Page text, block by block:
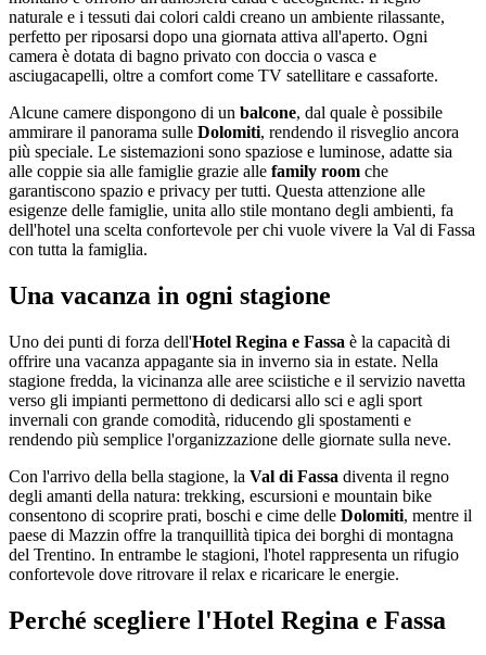
naturale e i tessuti dai colori caldi creano un ambiente rilassante,
perfetto per riposarsi dopo una giornata attiva all'aperto. Ogni
camera è dotata di bagno privato con doccia o vasca e
asciugacapelli, oltre a comfort come TV satellitare e cassaforte.
Alcune camere dispongono di un balcone, dal quale è possibile
ammirare il panorama sulle Dolomiti, rendendo il risveglio ancora
più speciale. Le sistemazioni sono spaziose e luminose, adatte sia
alle coppie sia alle famiglie grazie alle family room che
garantiscono spazio e privacy per tutti. Questa attenzione alle
esigenze delle famiglie, unita allo stile montano degli ambienti, fa
dell'hotel una scelta confortevole per chi vuole vivere la Val di Fassa
con tutta la famiglia.
Una vacanza in ogni stagione
Uno dei punti di forza dell'Hotel Regina e Fassa è la capacità di
offrire una vacanza appagante sia in inverno sia in estate. Nella
stagione fredda, la vicinanza alle aree sciistiche e il servizio navetta
verso gli impianti permettono di dedicarsi allo sci e agli sport
invernali con grande comodità, riducendo gli spostamenti e
rendendo più semplice l'organizzazione delle giornate sulla neve.
Con l'arrivo della bella stagione, la Val di Fassa diventa il regno
degli amanti della natura: trekking, escursioni e mountain bike
consentono di scoprire prati, boschi e cime delle Dolomiti, mentre il
paese di Mazzin offre la tranquillità tipica dei borghi di montagna
del Trentino. In entrambe le stagioni, l'hotel rappresenta un rifugio
confortevole dove ritrovare il relax e ricaricare le energie.
Perché scegliere l'Hotel Regina e Fassa